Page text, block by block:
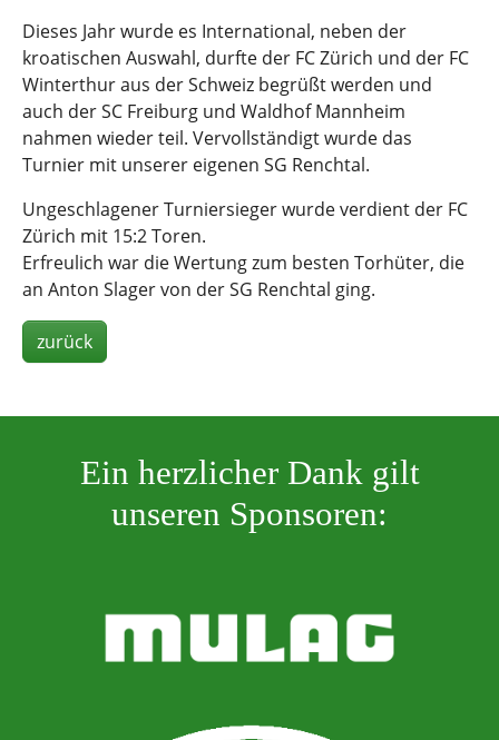
Dieses Jahr wurde es International, neben der
kroatischen Auswahl, durfte der FC Zürich und der FC
Winterthur aus der Schweiz begrüßt werden und
auch der SC Freiburg und Waldhof Mannheim
nahmen wieder teil. Vervollständigt wurde das
Turnier mit unserer eigenen SG Renchtal.
Ungeschlagener Turniersieger wurde verdient der FC
Zürich mit 15:2 Toren.
Erfreulich war die Wertung zum besten Torhüter, die
an Anton Slager von der SG Renchtal ging.
zurück
Ein herzlicher Dank gilt
unseren Sponsoren: